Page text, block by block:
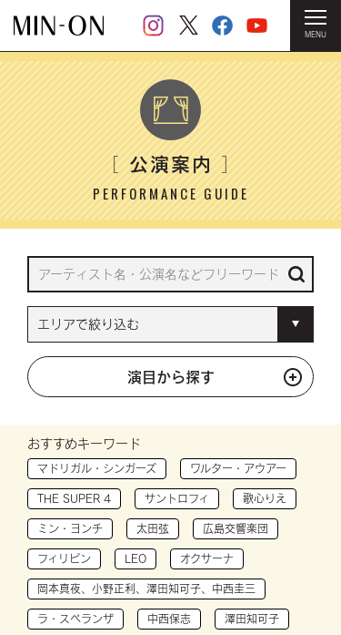
MENU
HOME ＞ 公演案内
［公演案内］
PERFORMANCE GUIDE
演目から探す
おすすめキーワード
マドリガル・シンガーズ ワルター・アウアー
THE SUPER 4 サントロフィ 歌心りえ
ミン・ヨンチ 太田弦 広島交響楽団
フィリピン LEO オクサーナ
岡本真夜、小野正利、澤田知可子、中西圭三
ラ・スペランザ 中西保志 澤田知可子